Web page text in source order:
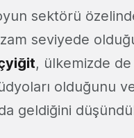
sektörü
seviyede
, ülkemizde de
olduğunu
geldiğini